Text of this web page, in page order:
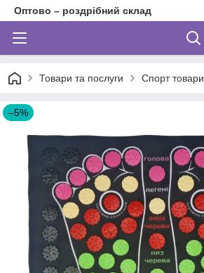
Оптово – роздрібний склад
Товари та послуги Спорт товари
–5%